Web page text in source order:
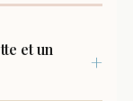
et un